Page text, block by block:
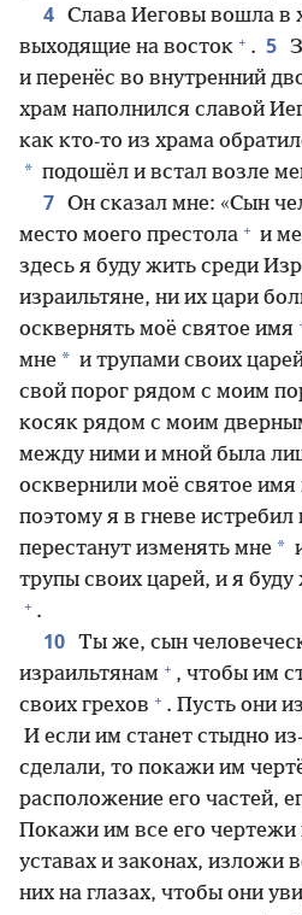
4 Слава Иеговы вошла в
выходящие на восток + . 5
и перенёс во внутренний
храм наполнился славой
как кто-то из храма
* подошёл и встал возле
7 Он сказал мне: «Сын
место моего престола + и
здесь я буду жить среди
израильтяне, ни их цари
осквернять моё святое имя
мне * и трупами своих
свой порог рядом с моим
косяк рядом с моим
между ними и мной была
осквернили моё святое
поэтому я в гневе истребил
перестанут изменять мне *
трупы своих царей, и я
+ .
10 Ты же, сын
израильтянам + , чтобы им
своих грехов + . Пусть они
И если им станет стыдно
сделали, то покажи им
расположение его частей,
Покажи им все его чертежи
уставах и законах, изложи
них на глазах, чтобы они